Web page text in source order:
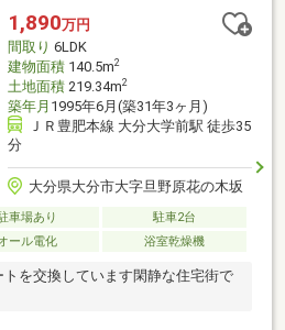
ン性と安心を兼ね備えた、おすすめ
1,890万円
間取り 6LDK
建物面積140.5m2
土地面積219.34m2
築年月 1995年6月(築31年3ヶ月)
ＪＲ豊肥本線 大分大学前駅 徒歩35
分
大分県大分市大字旦野原花の木坂
車場あり
駐車2台
ール電化 浴室乾燥機
を交換しています閑静な住宅街で